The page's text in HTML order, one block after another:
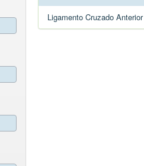
Ligamento Cruzado Anterior